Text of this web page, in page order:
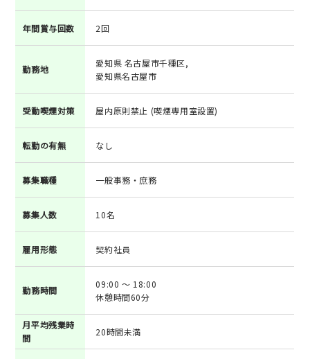
年間賞与回数 2回
勤務地
愛知県 名古屋市千種区,
愛知県名古屋市
受動喫煙対策 屋内原則禁止 (喫煙専用室設置)
転勤の有無 なし
募集職種 一般事務・庶務
募集人数 10名
雇用形態 契約社員
勤務時間
09:00 ～ 18:00
休憩時間60分
月平均残業時
間
20時間未満